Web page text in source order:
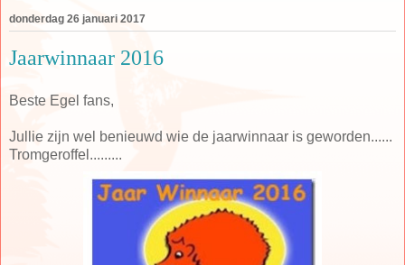
donderdag 26 januari 2017
Jaarwinnaar 2016
Beste Egel fans,
Jullie zijn wel benieuwd wie de jaarwinnaar is geworden......
Tromgeroffel.........